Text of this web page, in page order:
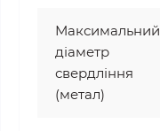
Максимальний
діаметр
свердління
(метал)